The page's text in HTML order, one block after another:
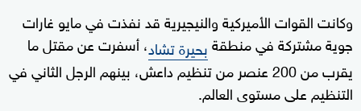
وكانت القوات الأميركية والنيجيرية قد نفذت في مايو غارات
جوية مشتركة في منطقةبحيرة تشاد، أسفرت عن مقتل ما
يقرب من 200 عنصر من تنظيم داعش، بينهم الرجل الثاني في
التنظيم على مستوى العالم.